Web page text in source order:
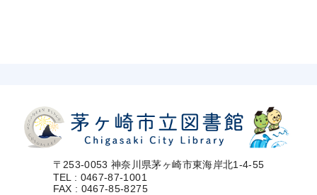
〒253-0053 神奈川県茅ヶ崎市東海岸北1-4-55
TEL : 0467-87-1001
FAX : 0467-85-8275